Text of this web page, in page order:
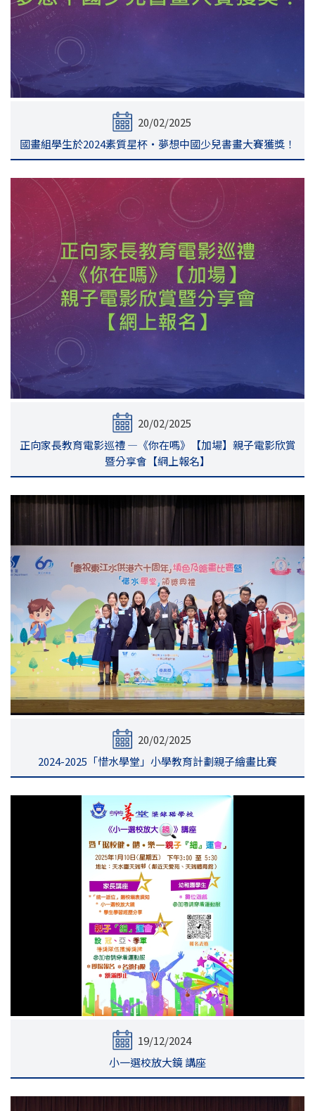
20/02/2025
國畫組學生於2024素質星杯‧夢想中國少兒書畫大賽獲獎！
20/02/2025
正向家長教育電影巡禮 —《你在嗎》【加場】親子電影欣賞
暨分享會【網上報名】
20/02/2025
2024-2025「惜水學堂」小學教育計劃親子繪畫比賽
19/12/2024
小一選校放大鏡 講座